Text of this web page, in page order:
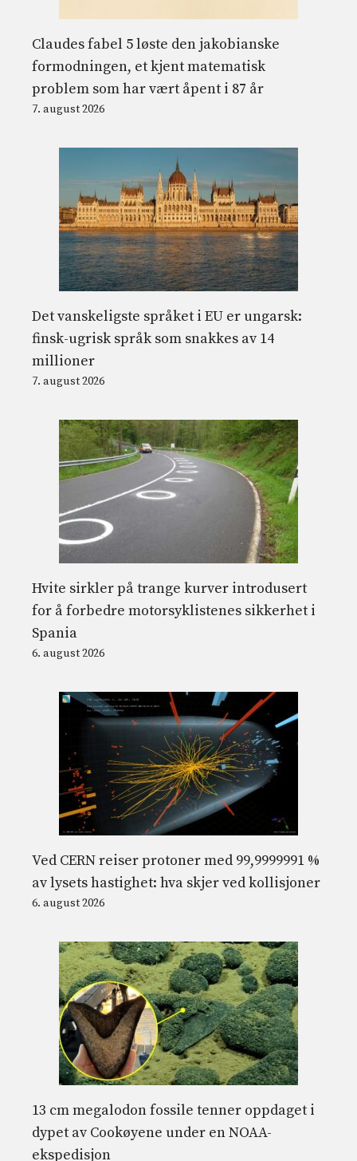
Claudes fabel 5 løste den jakobianske
formodningen, et kjent matematisk
problem som har vært åpent i 87 år
7. august 2026
Det vanskeligste språket i EU er ungarsk:
finsk-ugrisk språk som snakkes av 14
millioner
7. august 2026
Hvite sirkler på trange kurver introdusert
for å forbedre motorsyklistenes sikkerhet i
Spania
6. august 2026
Ved CERN reiser protoner med 99,9999991 %
av lysets hastighet: hva skjer ved kollisjoner
6. august 2026
13 cm megalodon fossile tenner oppdaget i
dypet av Cookøyene under en NOAA-
ekspedisjon